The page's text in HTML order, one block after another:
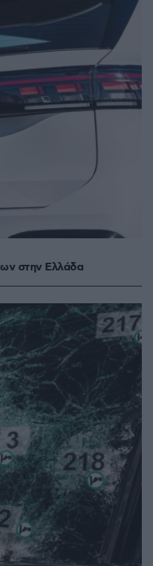
στην Ελλάδα